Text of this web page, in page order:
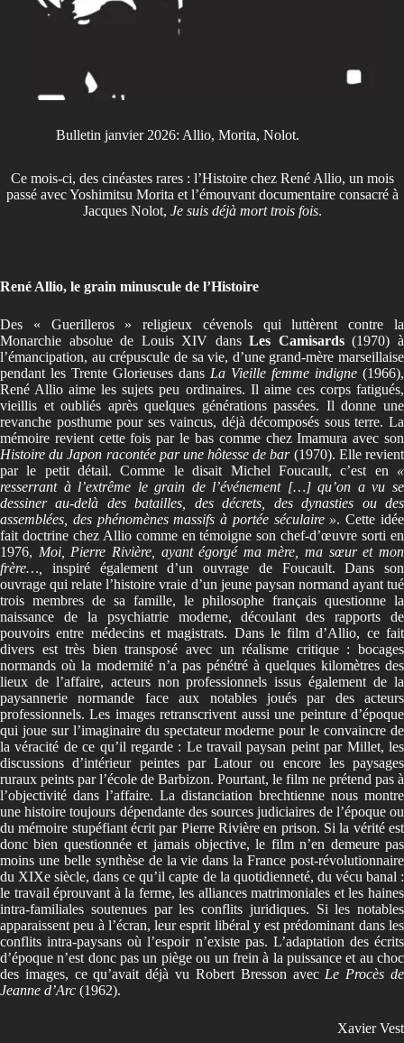
Bulletin janvier 2026: Allio, Morita, Nolot.
Ce mois-ci, des cinéastes rares : l’Histoire chez René Allio, un mois
passé avec Yoshimitsu Morita et l’émouvant documentaire consacré à
Jacques Nolot, Je suis déjà mort trois fois.
René Allio, le grain minuscule de l’Histoire
Des « Guerilleros » religieux cévenols qui luttèrent contre la
Monarchie absolue de Louis XIV dansLes Camisards(1970) à
l’émancipation, au crépuscule de sa vie, d’une grand-mère marseillaise
pendant les Trente Glorieuses dans La Vieille femme indigne (1966),
René Allio aime les sujets peu ordinaires. Il aime ces corps fatigués,
vieillis et oubliés après quelques générations passées. Il donne une
revanche posthume pour ses vaincus, déjà décomposés sous terre. La
mémoire revient cette fois par le bas comme chez Imamura avec son
Histoire du Japon racontée par une hôtesse de bar (1970). Elle revient
par le petit détail. Comme le disait Michel Foucault, c’est en «
resserrant à l’extrême le grain de l’événement […] qu’on a vu se
dessiner au-delà des batailles, des décrets, des dynasties ou des
assemblées, des phénomènes massifs à portée séculaire ». Cette idée
fait doctrine chez Allio comme en témoigne son chef-d’œuvre sorti en
1976, Moi, Pierre Rivière, ayant égorgé ma mère, ma sœur et mon
frère…,
inspiré également d’un ouvrage de Foucault. Dans son
ouvrage qui relate l’histoire vraie d’un jeune paysan normand ayant tué
trois membres de sa famille, le philosophe français questionne la
naissance de la psychiatrie moderne, découlant des rapports de
pouvoirs entre médecins et magistrats. Dans le film d’Allio, ce fait
divers est très bien transposé avec un réalisme critique : bocages
normands où la modernité n’a pas pénétré à quelques kilomètres des
lieux de l’affaire, acteurs non professionnels issus également de la
paysannerie normande face aux notables joués par des acteurs
professionnels. Les images retranscrivent aussi une peinture d’époque
qui joue sur l’imaginaire du spectateur moderne pour le convaincre de
la véracité de ce qu’il regarde : Le travail paysan peint par Millet, les
discussions d’intérieur peintes par Latour ou encore les paysages
ruraux peints par l’école de Barbizon. Pourtant, le film ne prétend pas à
l’objectivité dans l’affaire. La distanciation brechtienne nous montre
une histoire toujours dépendante des sources judiciaires de l’époque ou
du mémoire stupéfiant écrit par Pierre Rivière en prison. Si la vérité est
donc bien questionnée et jamais objective, le film n’en demeure pas
moins une belle synthèse de la vie dans la France post-révolutionnaire
du XIXe siècle, dans ce qu’il capte de la quotidienneté, du vécu banal :
le travail éprouvant à la ferme, les alliances matrimoniales et les haines
intra-familiales soutenues par les conflits juridiques. Si les notables
apparaissent peu à l’écran, leur esprit libéral y est prédominant dans les
conflits intra-paysans où l’espoir n’existe pas. L’adaptation des écrits
d’époque n’est donc pas un piège ou un frein à la puissance et au choc
des images, ce qu’avait déjà vu Robert Bresson avec Le Procès de
Jeanne d’Arc (1962).
Xavier Vest